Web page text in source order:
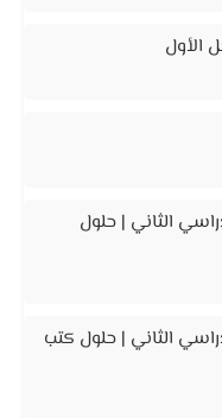
الأول
الثاني | حلول
الثاني | حلول كتب